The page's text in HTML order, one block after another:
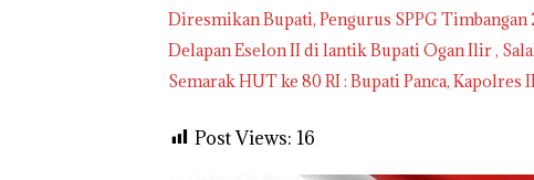
Diresmikan Bupati, Pengurus SPPG
Delapan Eselon II di lantik Bupati Ogan Ilir ,
Semarak HUT ke 80 RI : Bupati Panca, Kapolres
Post Views: 16